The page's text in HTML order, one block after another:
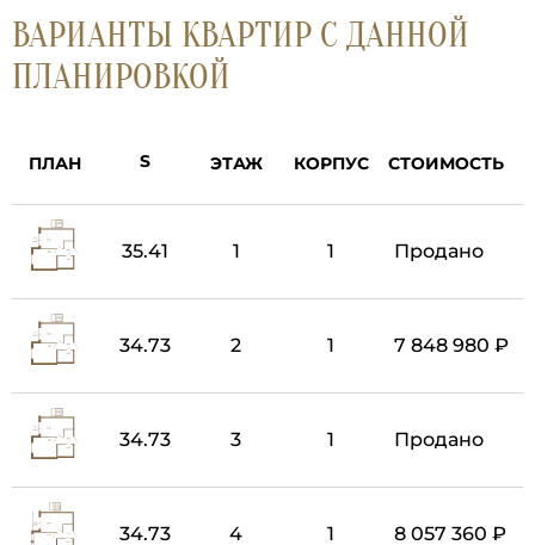
ВАРИАНТЫ КВАРТИР С ДАННОЙ
ПЛАНИРОВКОЙ
ПЛАН ЭТАЖ КОРПУС СТОИМОСТЬ
35.41 1 1 Продано
34.73 2 1 7 848 980 ₽
34.73 3 1 Продано
34.73 4 1 8 057 360 ₽